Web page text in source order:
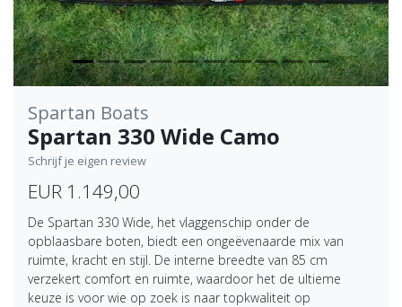
Spartan Boats
Spartan 330 Wide Camo
Schrijf je eigen review
EUR 1.149,00
De Spartan 330 Wide, het vlaggenschip onder de
opblaasbare boten, biedt een ongeëvenaarde mix van
ruimte, kracht en stijl. De interne breedte van 85 cm
verzekert comfort en ruimte, waardoor het de ultieme
keuze is voor wie op zoek is naar topkwaliteit op